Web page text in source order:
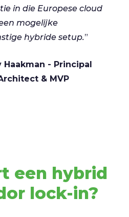
in die Europese cloud
mogelijke
hybride setup.”
Haakman - Principal
& MVP
een hybrid
lock-in?